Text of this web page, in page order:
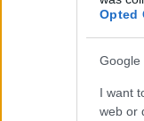
Opted
Google
I want
web or